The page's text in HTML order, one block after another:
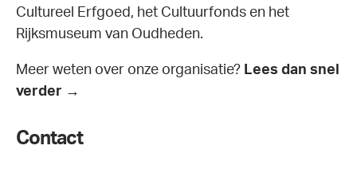
Cultureel Erfgoed, het Cultuurfonds en het
Rijksmuseum van Oudheden.
Meer weten over onze organisatie? Lees dan snel
verder →
Contact